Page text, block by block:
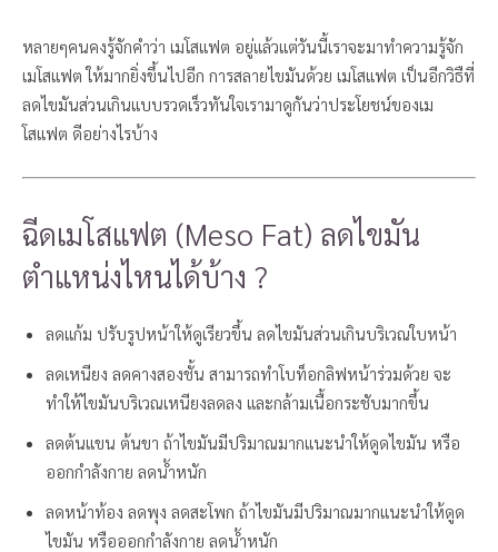
หลายๆคนคงรู้จักคำว่า เมโสแฟต อยู่แล้วแต่วันนี้เราจะมาทำความรู้จัก
เมโสแฟต ให้มากยิ่งขึ้นไปอีก การสลายไขมันด้วย เมโสแฟต เป็นอีกวิธืที่
ลดไขมันส่วนเกินแบบรวดเร็วทันใจเรามาดูกันว่าประโยชน์ของเม
โสแฟต ดีอย่างไรบ้าง
ฉีดเมโสแฟต (Meso Fat) ลดไขมัน
ตำแหน่งไหนได้บ้าง ?
ลดแก้ม ปรับรูปหน้าให้ดูเรียวขึ้น ลดไขมันส่วนเกินบริเวณใบหน้า
ลดเหนียง ลดคางสองชั้น สามารถทำโบท็อกลิฟหน้าร่วมด้วย จะ
ทำให้ไขมันบริเวณเหนียงลดลง และกล้ามเนื้อกระชับมากขึ้น
ลดต้นแขน ต้นขา ถ้าไขมันมีปริมาณมากแนะนำให้ดูดไขมัน หรือ
ออกกำลังกาย ลดน้ำหนัก
ลดหน้าท้อง ลดพุง ลดสะโพก ถ้าไขมันมีปริมาณมากแนะนำให้ดูด
ไขมัน หรือออกกำลังกาย ลดน้ำหนัก